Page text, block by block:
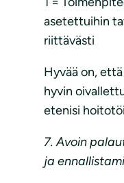
asetettuihin
riittävästi
Hyvää on,
hyvin
etenisi
7. Avoin
ja